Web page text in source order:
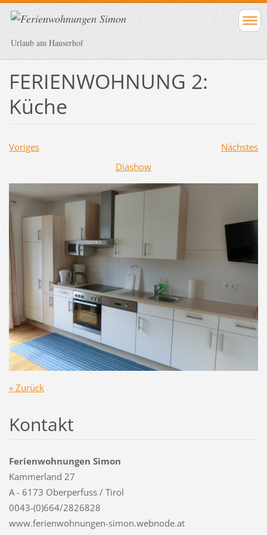
Urlaub am Hauserhof
FERIENWOHNUNG 2:
Küche
Voriges
Nächstes
Diashow
« Zurück
Kontakt
Ferienwohnungen Simon
Kammerland 27
A - 6173 Oberperfuss / Tirol
0043-(0)664/2826828
www.ferienwohnungen-simon.webnode.at